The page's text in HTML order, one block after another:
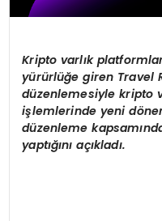
Kripto varlık
yürürlüğe giren Travel
düzenlemesiyle kripto
işlemlerinde yeni dö
düzenleme
yaptığını açıkladı.